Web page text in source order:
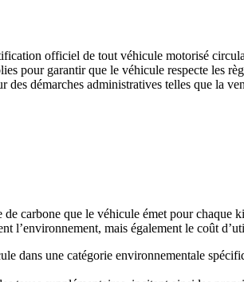
officiel de tout véhicule motorisé
pour garantir que le véhicule respecte les
démarches administratives telles que la
carbone que le véhicule émet pour chaque
l’environnement, mais également le coût
dans une catégorie environnementale